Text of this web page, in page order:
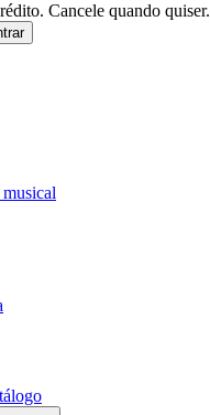
Cancele quando quiser.